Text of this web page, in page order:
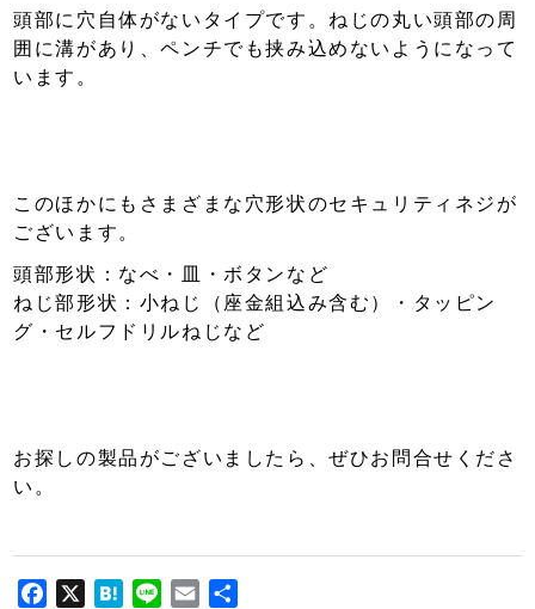
頭部に穴自体がないタイプです。ねじの丸い頭部の周
囲に溝があり、ペンチでも挟み込めないようになって
います。
このほかにもさまざまな穴形状のセキュリティネジが
ございます。
頭部形状：なべ・皿・ボタンなど
ねじ部形状：小ねじ（座金組込み含む）・タッピン
グ・セルフドリルねじなど
お探しの製品がございましたら、ぜひお問合せくださ
い。
FacebookHatena
Line Email